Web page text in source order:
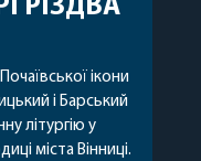
РІЗДВА
ікони
і Барський
літургію у
міста Вінниці.